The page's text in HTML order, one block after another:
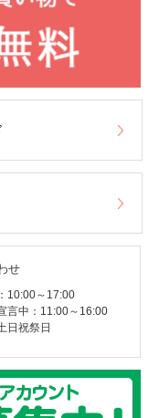
せ
10:00～17:00
言中：11:00～16:00
日祝祭日